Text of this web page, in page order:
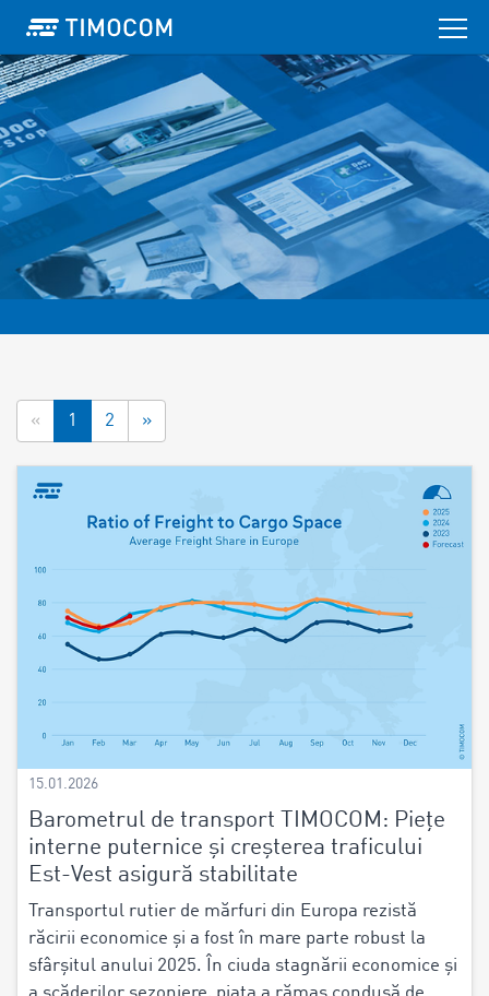
« 1 2 »
15.01.2026
Barometrul de transport TIMOCOM: Piețe
interne puternice și creșterea traficului
Est-Vest asigură stabilitate
Transportul rutier de mărfuri din Europa rezistă
răcirii economice și a fost în mare parte robust la
sfârșitul anului 2025. În ciuda stagnării economice și